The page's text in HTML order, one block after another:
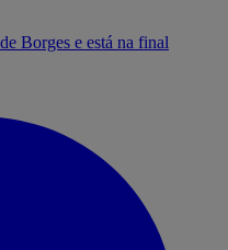
Borges e está na final